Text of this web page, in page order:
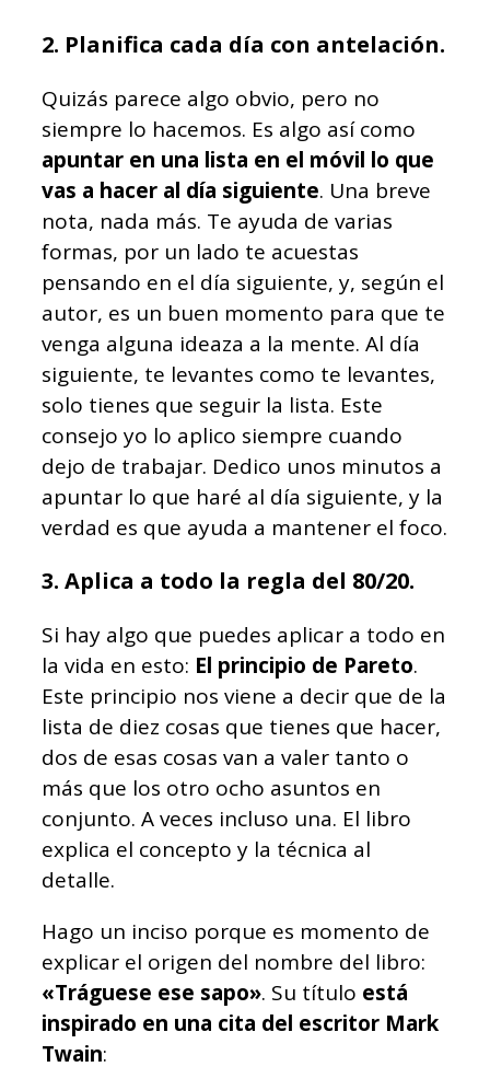
2. Planifica cada día con antelación.
Quizás parece algo obvio, pero no
siempre lo hacemos. Es algo así como
apuntar en una lista en el móvil lo que
vas a hacer al día siguiente. Una breve
nota, nada más. Te ayuda de varias
formas, por un lado te acuestas
pensando en el día siguiente, y, según el
autor, es un buen momento para que te
venga alguna ideaza a la mente. Al día
siguiente, te levantes como te levantes,
solo tienes que seguir la lista. Este
consejo yo lo aplico siempre cuando
dejo de trabajar. Dedico unos minutos a
apuntar lo que haré al día siguiente, y la
verdad es que ayuda a mantener el foco.
3. Aplica a todo la regla del 80/20.
Si hay algo que puedes aplicar a todo en
la vida en esto: El principio de Pareto.
Este principio nos viene a decir que de la
lista de diez cosas que tienes que hacer,
dos de esas cosas van a valer tanto o
más que los otro ocho asuntos en
conjunto. A veces incluso una. El libro
explica el concepto y la técnica al
detalle.
Hago un inciso porque es momento de
explicar el origen del nombre del libro:
«Tráguese ese sapo». Su título está
inspirado en una cita del escritor Mark
Twain: